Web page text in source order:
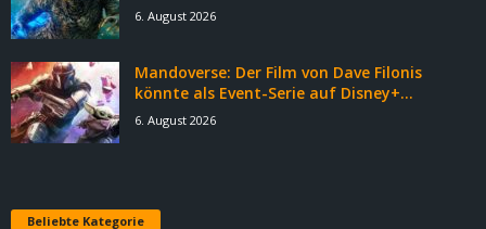
6. August 2026
Mandoverse: Der Film von Dave Filonis
könnte als Event-Serie auf Disney+...
6. August 2026
Beliebte Kategorie